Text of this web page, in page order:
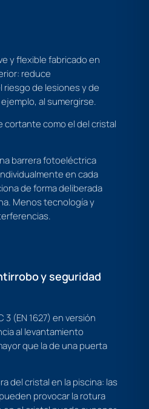
y flexible fabricado en
reduce
de lesiones y de
al sumergirse.
cortante como el del cristal
barrera fotoeléctrica
en cada
de forma deliberada
Menos tecnología y
y seguridad
3 (EN 1627) en versión
al levantamiento
que la de una puerta
del cristal en la piscina: las
provocar la rotura